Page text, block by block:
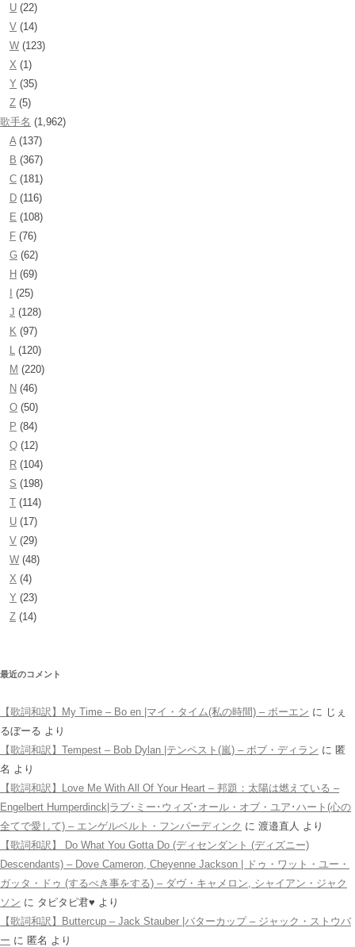
U (22)
V (14)
W (123)
X (1)
Y (35)
Z (5)
歌手名 (1,962)
A (137)
B (367)
C (181)
D (116)
E (108)
F (76)
G (62)
H (69)
I (25)
J (128)
K (97)
L (120)
M (220)
N (46)
O (50)
P (84)
Q (12)
R (104)
S (198)
T (114)
U (17)
V (29)
W (48)
X (4)
Y (23)
Z (14)
最近のコメント
【歌詞和訳】My Time – Bo en |マイ・タイム(私の時間) – ボーエン に じぇ
るぼーる より
【歌詞和訳】Tempest – Bob Dylan |テンペスト(嵐) – ボブ・ディラン に 匿
名 より
【歌詞和訳】Love Me With All Of Your Heart – 邦題：太陽は燃えている –
Engelbert Humperdinck|ラブ･ミー･ウィズ･オール・オブ・ユア･ハート(心の
全てで愛して) – エンゲルベルト・フンパーディンク に 渡邉直人 より
【歌詞和訳】 Do What You Gotta Do (ディセンダント (ディズニー)
Descendants) – Dove Cameron, Cheyenne Jackson | ドゥ・ワット・ユー・
ガッタ・ドゥ (するべき事をする) – ダヴ・キャメロン, シャイアン・ジャク
ソン に タピタピ君♥️ より
【歌詞和訳】Buttercup – Jack Stauber |バターカップ – ジャック・ストウバ
ー に 匿名 より